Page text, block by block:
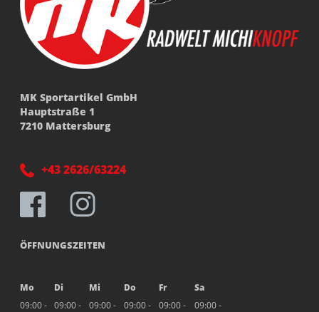
MK Sportartikel GmbH
Hauptstraße 1
7210 Mattersburg
+43 2626/63224
ÖFFNUNGSZEITEN
Mo Di Mi Do Fr
Sa
09:00 -
09:00 -
09:00 -
09:00 -
09:00 -
09:00 -